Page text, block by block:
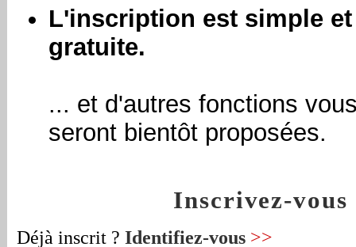
L'inscription est simple et
gratuite.
... et d'autres fonctions
seront bientôt proposées.
Inscrivez-vous
Déjà inscrit ? Identifiez-vous >>